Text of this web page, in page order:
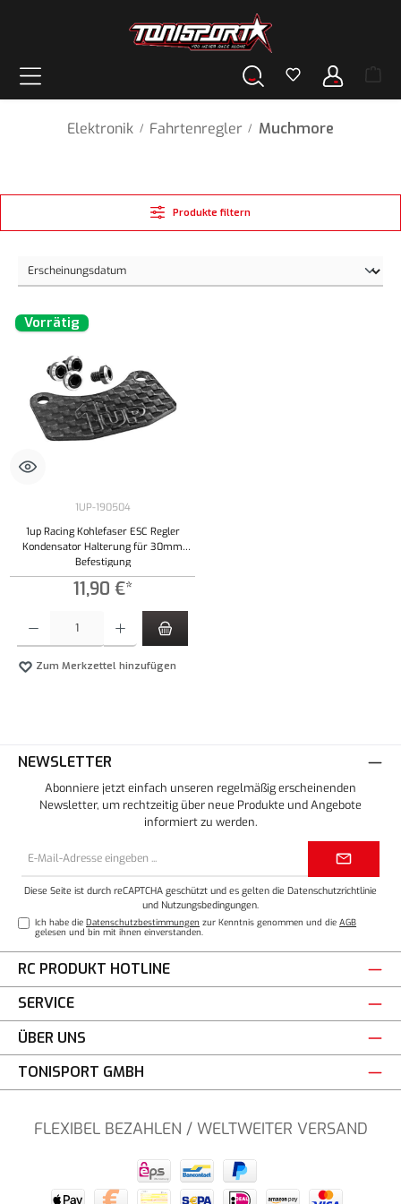
Elektronik / Fahrtenregler / Muchmore
Produkte filtern
Vorrätig
1UP-190504
1up Racing Kohlefaser ESC Regler
Kondensator Halterung für 30mm
Befestigung
11,90 €*
Zum Merkzettel hinzufügen
NEWSLETTER
Abonniere jetzt einfach unseren regelmäßig erscheinenden
Newsletter, um rechtzeitig über neue Produkte und Angebote
informiert zu werden.
Diese Seite ist durch reCAPTCHA geschützt und es gelten die Datenschutzrichtlinie
und Nutzungsbedingungen
Ich habe dieDatenschutzbestimmungen zur Kenntnis genommen und dieAGB
gelesen und bin mit ihnen einverstanden.
RC PRODUKT HOTLINE
SERVICE
ÜBER UNS
TONISPORT GMBH
FLEXIBEL BEZAHLEN / WELTWEITER VERSAND